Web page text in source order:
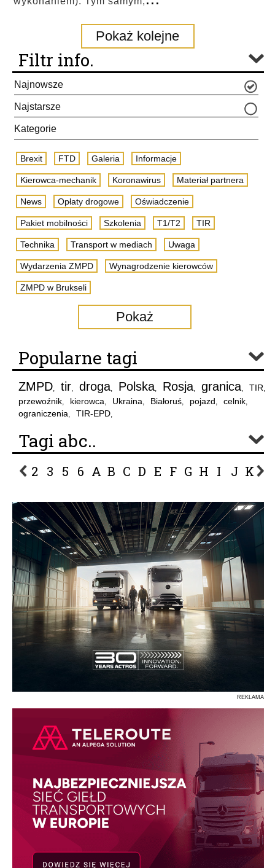
Pokaż kolejne
Filtr info.
Najnowsze
Najstarsze
Kategorie
Brexit FTD Galeria Informacje
Kierowca-mechanik Koronawirus Materiał partnera
News Opłaty drogowe Oświadczenie
Pakiet mobilności Szkolenia T1/T2 TIR
Technika Transport w mediach Uwaga
Wydarzenia ZMPD Wynagrodzenie kierowców
ZMPD w Brukseli
Pokaż
Popularne tagi
ZMPD, tir, droga, Polska, Rosja, granica, TIR,
przewoźnik, kierowca, Ukraina, Białoruś, pojazd, celnik,
ograniczenia, TIR-EPD,
Tagi abc..
2 3 5 6 A B C D E F G H I J K L
REKLAMA